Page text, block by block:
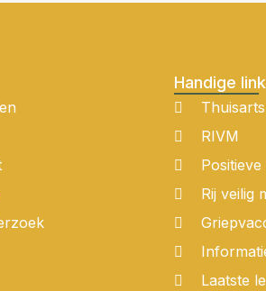
Handige
Thuisarts
RIVM
Rij veilig
Laatste